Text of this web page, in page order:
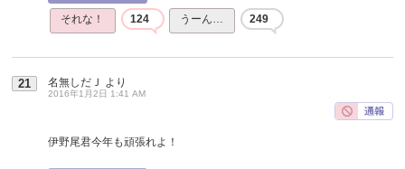
それな！ 124 うーん… 249
21 名無しだＪ より
2016年1月2日 1:41 AM
伊野尾君今年も頑張れよ！